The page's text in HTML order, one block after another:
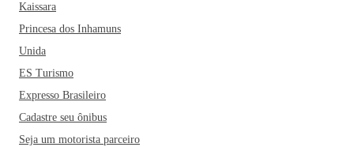
Kaissara
Princesa dos Inhamuns
Unida
ES Turismo
Expresso Brasileiro
Cadastre seu ônibus
Seja um motorista parceiro